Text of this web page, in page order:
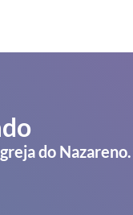
do Nazareno.